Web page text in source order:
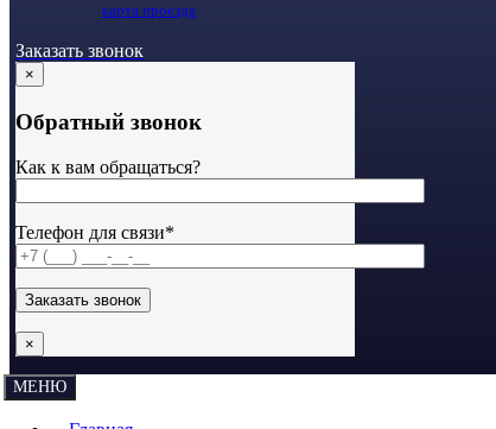
карта проезда
Заказать звонок
×
Обратный звонок
Как к вам обращаться?
Телефон для связи*
×
МЕНЮ